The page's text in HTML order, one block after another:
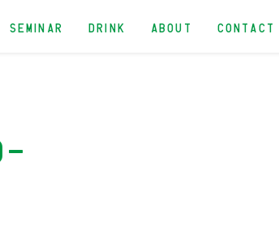
SEMINAR DRINK ABOUT CONTACT